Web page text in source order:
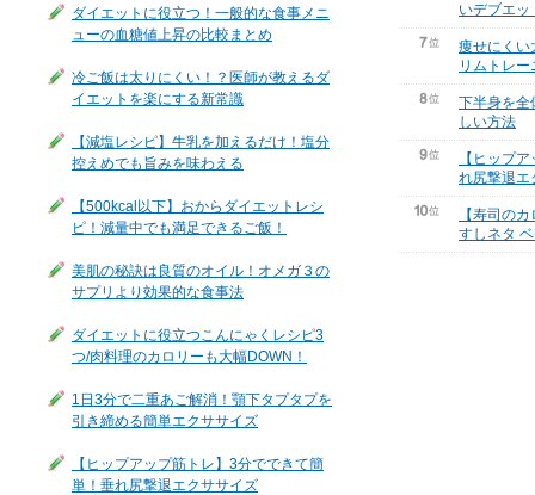
ダイエットに役立つ！一般的な食事メニ
ューの血糖値上昇の比較まとめ
冷ご飯は太りにくい！？医師が教えるダ
イエットを楽にする新常識
【減塩レシピ】牛乳を加えるだけ！塩分
控えめでも旨みを味わえる
【500kcal以下】おからダイエットレシ
ピ！減量中でも満足できるご飯！
美肌の秘訣は良質のオイル！オメガ３の
サプリより効果的な食事法
ダイエットに役立つこんにゃくレシピ3
つ/肉料理のカロリーも大幅DOWN！
1日3分で二重あご解消！顎下タプタプを
引き締める簡単エクササイズ
【ヒップアップ筋トレ】3分でできて簡
単！垂れ尻撃退エクササイズ
いデブエッ
痩せにくい
リムトレー
下半身を全
しい方法
【ヒップ
れ尻撃退エ
【寿司の
すしネタ